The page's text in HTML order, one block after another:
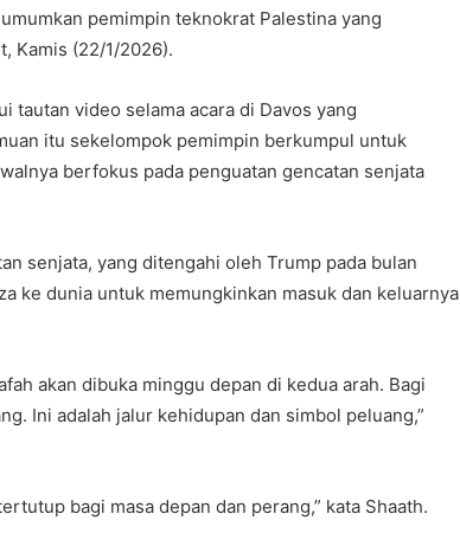
pemimpin teknokrat Palestina yang
Kamis (22/1/2026).
tautan video selama acara di Davos yang
itu sekelompok pemimpin berkumpul untuk
berfokus pada penguatan gencatan senjata
senjata, yang ditengahi oleh Trump pada bulan
ke dunia untuk memungkinkan masuk dan keluarnya
akan dibuka minggu depan di kedua arah. Bagi
Ini adalah jalur kehidupan dan simbol peluang,”
bagi masa depan dan perang,” kata Shaath.